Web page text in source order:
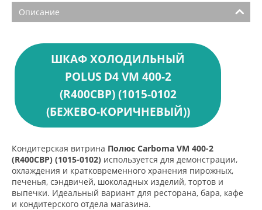
Описание
ШКАФ ХОЛОДИЛЬНЫЙ
POLUS D4 VM 400-2
(R400СВР) (1015-0102
(БЕЖЕВО-КОРИЧНЕВЫЙ))
Кондитерская витрина Полюс Carboma VM 400-2
(R400СВР) (1015-0102) используется для демонстрации,
охлаждения и кратковременного хранения пирожных,
печенья, сэндвичей, шоколадных изделий, тортов и
выпечки. Идеальный вариант для ресторана, бара, кафе
и кондитерского отдела магазина.